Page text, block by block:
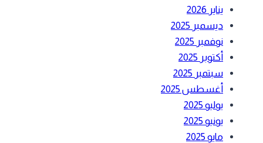
يناير 2026
ديسمبر 2025
نوفمبر 2025
أكتوبر 2025
سبتمبر 2025
أغسطس 2025
يوليو 2025
يونيو 2025
مايو 2025